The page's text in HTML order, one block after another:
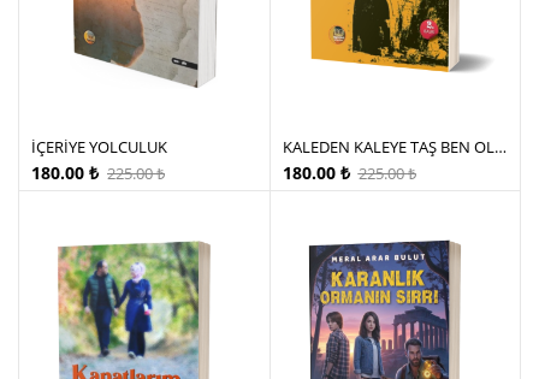
İÇERİYE YOLCULUK
225.00₺
180.00 ₺
KALEDEN KALEYE TAŞ BEN OLAYDIM
225.00₺
180.00 ₺